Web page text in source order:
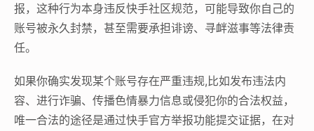
报，这种行为本身违反快手社区规范，可能导致你自己的
账号被永久封禁，甚至需要承担诽谤、寻衅滋事等法律责
任。
如果你确实发现某个账号存在严重违规,比如发布违法内
容、进行诈骗、传播色情暴力信息或侵犯你的合法权益，
唯一合法的途径是通过快手官方举报功能提交证据，在对